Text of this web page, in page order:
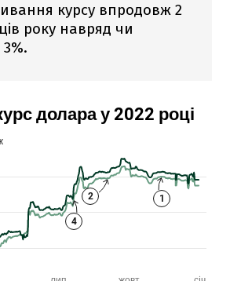
курсу впродовж 2
року навряд чи